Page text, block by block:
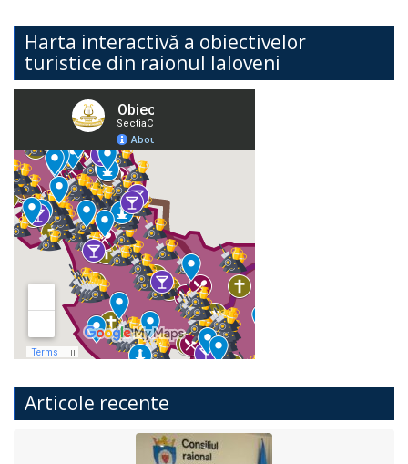
Harta interactivă a obiectivelor
turistice din raionul Ialoveni
Articole recente